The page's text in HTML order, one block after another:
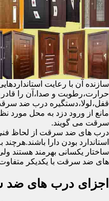
سازنده آن با رعایت
حرارت،رطوبت و صدا،آن را قادر
قفل،لولا،دستگیره درب ضد
مانع از ورود دزد به محل مورد
سرقت می گویند.
درب های ضد سرقت از لحاظ فنی و
استاندارد بودن دارا
ساختار یکسانی بهرمند
های ضد سرقت با یکدیکر
اجزای درب های